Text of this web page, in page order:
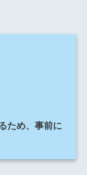
ため、事前に